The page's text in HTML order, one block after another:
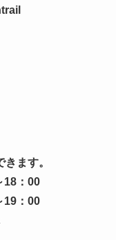
ます。
：00
：00